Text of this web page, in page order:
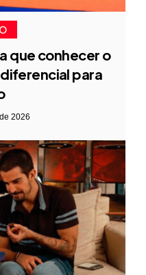
que conhecer o
para
2026